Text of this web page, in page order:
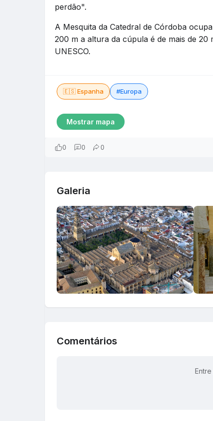
perdão".
A Mesquita da Catedral de Córdoba
200 m a altura da cúpula é de mais de 20
UNESCO.
🇪🇸 Espanha #Europa
Mostrar mapa
0 0 0
Galeria
Comentários